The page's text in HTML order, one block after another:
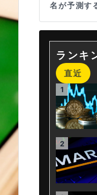
名が予測す
ランキ
直近
1
2